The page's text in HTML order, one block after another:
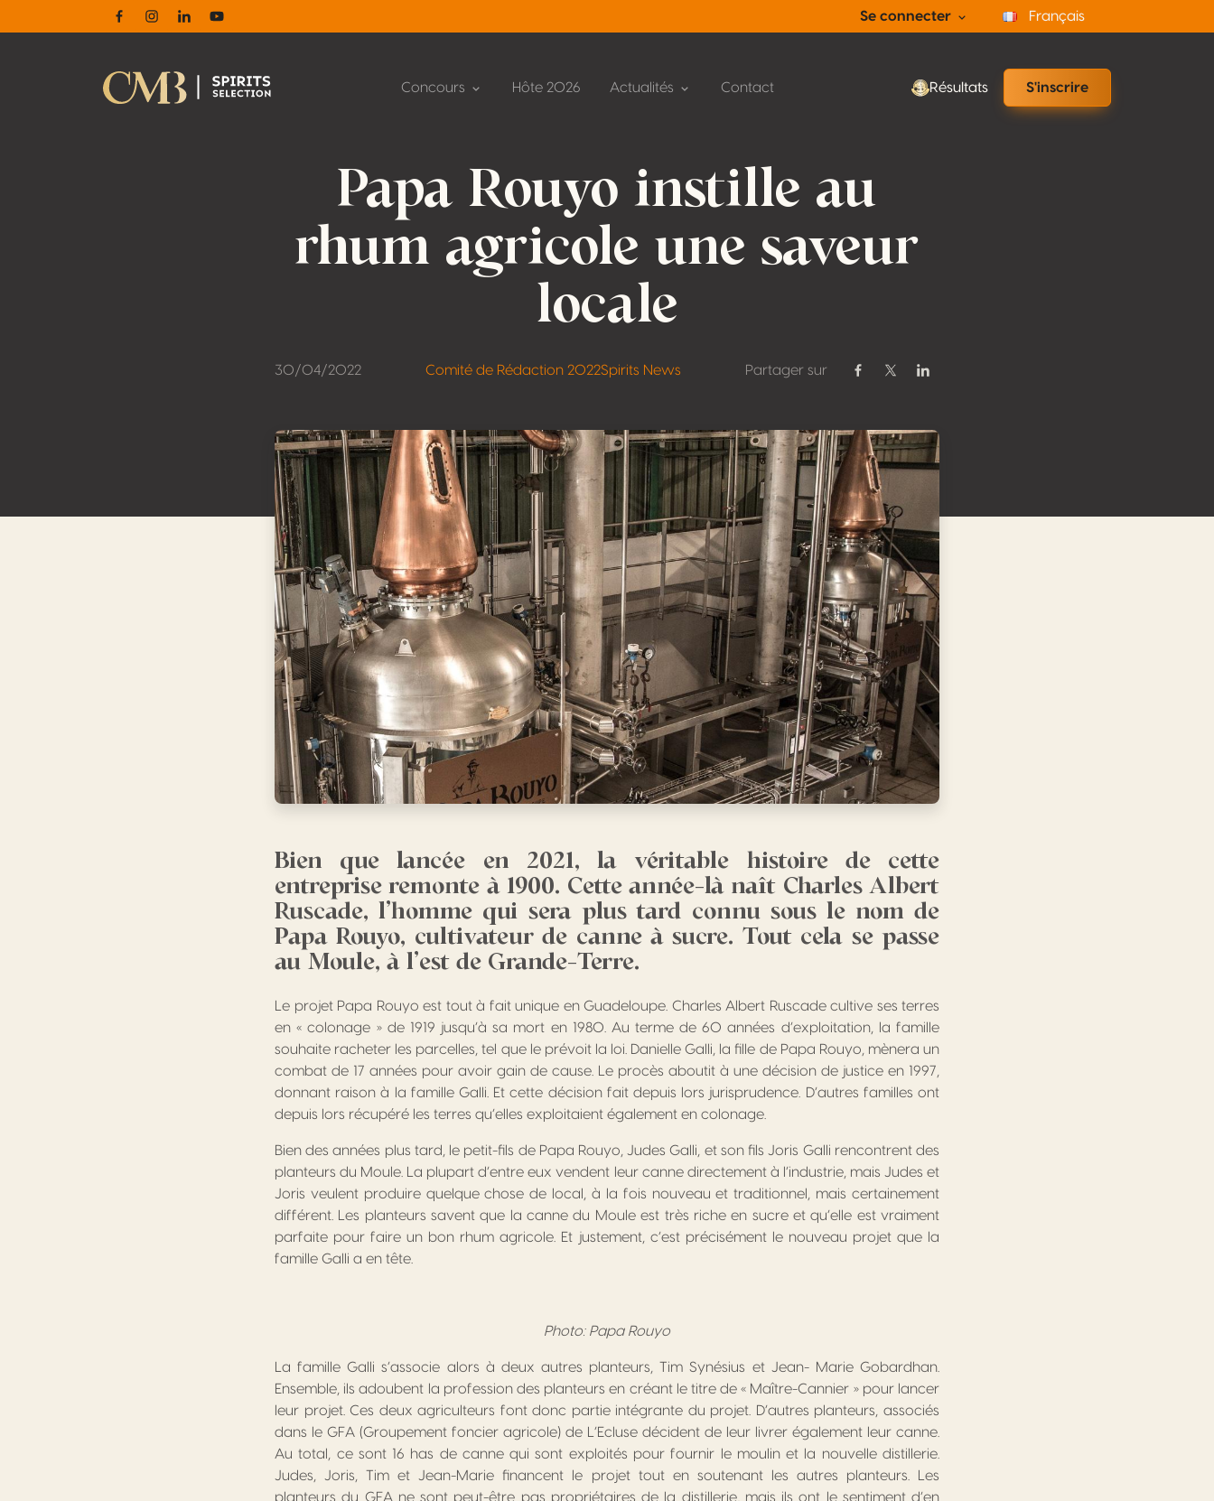
FacebookInstagram
LinkedinYoutube
Se connecter Français
Concours Hôte 2026 Actualités Contact Résultats S'inscrire
Papa Rouyo instille au
rhum agricole une saveur
locale
30/04/2022 Comité de Rédaction 2022Spirits News Partager sur
Partager sur Facebook
Partager sur Twitter / X
Partager sur Linkedin
Bien que lancée en 2021, la véritable histoire de cette
entreprise remonte à 1900. Cette année-là naît Charles Albert
Ruscade, l’homme qui sera plus tard connu sous le nom de
Papa Rouyo, cultivateur de canne à sucre. Tout cela se passe
au Moule, à l’est de Grande-Terre.
Le projet Papa Rouyo est tout à fait unique en Guadeloupe. Charles Albert Ruscade cultive ses terres
en « colonage » de 1919 jusqu’à sa mort en 1980. Au terme de 60 années d’exploitation, la famille
souhaite racheter les parcelles, tel que le prévoit la loi. Danielle Galli, la fille de Papa Rouyo, mènera un
combat de 17 années pour avoir gain de cause. Le procès aboutit à une décision de justice en 1997,
donnant raison à la famille Galli. Et cette décision fait depuis lors jurisprudence. D’autres familles ont
depuis lors récupéré les terres qu’elles exploitaient également en colonage.
Bien des années plus tard, le petit-fils de Papa Rouyo, Judes Galli, et son fils Joris Galli rencontrent des
planteurs du Moule. La plupart d’entre eux vendent leur canne directement à l’industrie, mais Judes et
Joris veulent produire quelque chose de local, à la fois nouveau et traditionnel, mais certainement
différent. Les planteurs savent que la canne du Moule est très riche en sucre et qu’elle est vraiment
parfaite pour faire un bon rhum agricole. Et justement, c’est précisément le nouveau projet que la
famille Galli a en tête.
Photo: Papa Rouyo
La famille Galli s’associe alors à deux autres planteurs, Tim Synésius et Jean- Marie Gobardhan.
Ensemble, ils adoubent la profession des planteurs en créant le titre de « Maître-Cannier » pour lancer
leur projet. Ces deux agriculteurs font donc partie intégrante du projet. D’autres planteurs, associés
dans le GFA (Groupement foncier agricole) de L’Ecluse décident de leur livrer également leur canne.
Au total, ce sont 16 has de canne qui sont exploités pour fournir le moulin et la nouvelle distillerie.
Judes, Joris, Tim et Jean-Marie financent le projet tout en soutenant les autres planteurs. Les
planteurs du GFA ne sont peut-être pas propriétaires de la distillerie, mais ils ont le sentiment d’en